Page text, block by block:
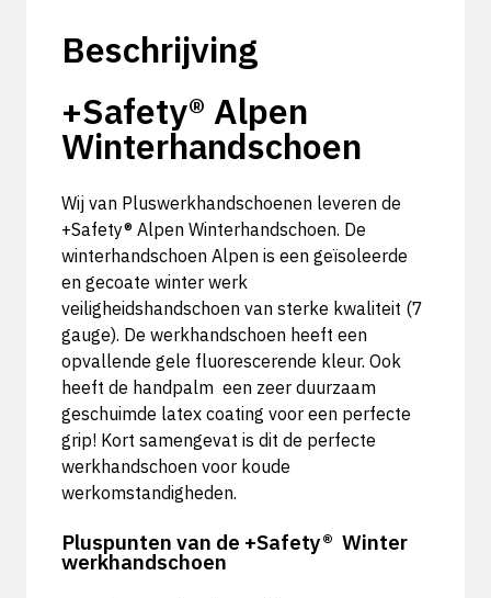
Beschrijving
+Safety® Alpen
Winterhandschoen
Wij van Pluswerkhandschoenen leveren de
+Safety® Alpen Winterhandschoen. De
winterhandschoen Alpen is een geïsoleerde
en gecoate winter werk
veiligheidshandschoen van sterke kwaliteit (7
gauge). De werkhandschoen heeft een
opvallende gele fluorescerende kleur. Ook
heeft de handpalm een zeer duurzaam
geschuimde latex coating voor een perfecte
grip! Kort samengevat is dit de perfecte
werkhandschoen voor koude
werkomstandigheden.
Pluspunten van de +Safety® Winter
werkhandschoen